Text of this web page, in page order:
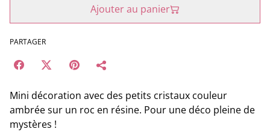
Ajouter au panier
PARTAGER
Mini décoration avec des petits cristaux couleur
ambrée sur un roc en résine. Pour une déco pleine de
mystères !